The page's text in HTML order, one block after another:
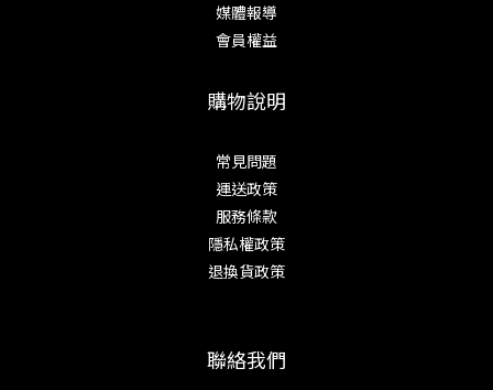
媒體報導
會員權益
購物說明
常見問題
運送政策
服務條款
隱私權政策
退換貨政策
聯絡我們